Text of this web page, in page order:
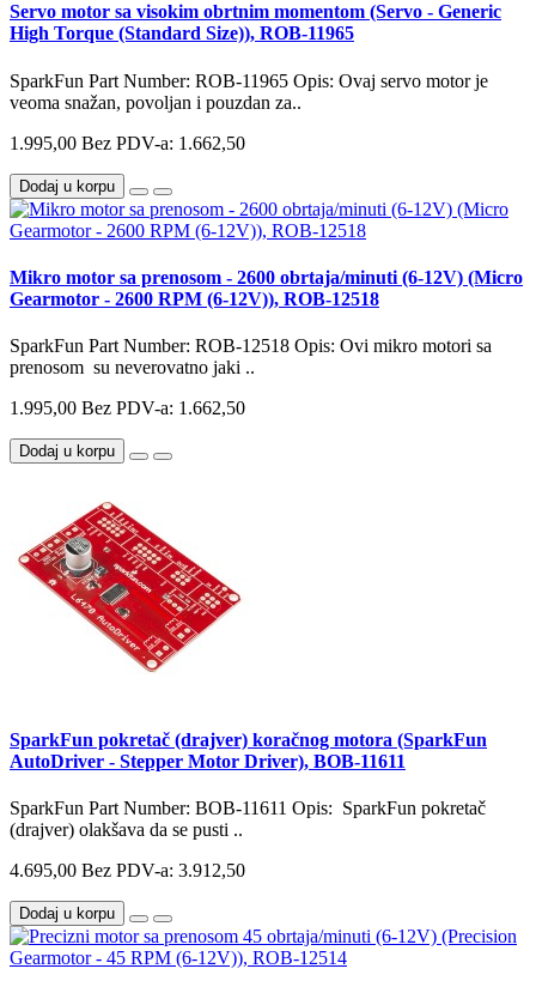
Servo motor sa visokim obrtnim momentom (Servo - Generic
High Torque (Standard Size)), ROB-11965
SparkFun Part Number: ROB-11965 Opis: Ovaj servo motor je
veoma snažan, povoljan i pouzdan za..
1.995,00 Bez PDV-a: 1.662,50
Dodaj u korpu
Mikro motor sa prenosom - 2600 obrtaja/minuti (6-12V) (Micro
Gearmotor - 2600 RPM (6-12V)), ROB-12518
SparkFun Part Number: ROB-12518 Opis: Ovi mikro motori sa
prenosom su neverovatno jaki ..
1.995,00 Bez PDV-a: 1.662,50
Dodaj u korpu
SparkFun pokretač (drajver) koračnog motora (SparkFun
AutoDriver - Stepper Motor Driver), BOB-11611
SparkFun Part Number: BOB-11611 Opis: SparkFun pokretač
(drajver) olakšava da se pusti ..
4.695,00 Bez PDV-a: 3.912,50
Dodaj u korpu